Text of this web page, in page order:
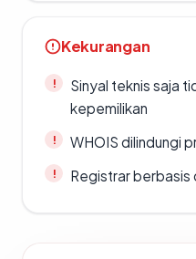
Kekurangan
Sinyal teknis saja
kepemilikan
WHOIS dilindungi
Registrar berbasis